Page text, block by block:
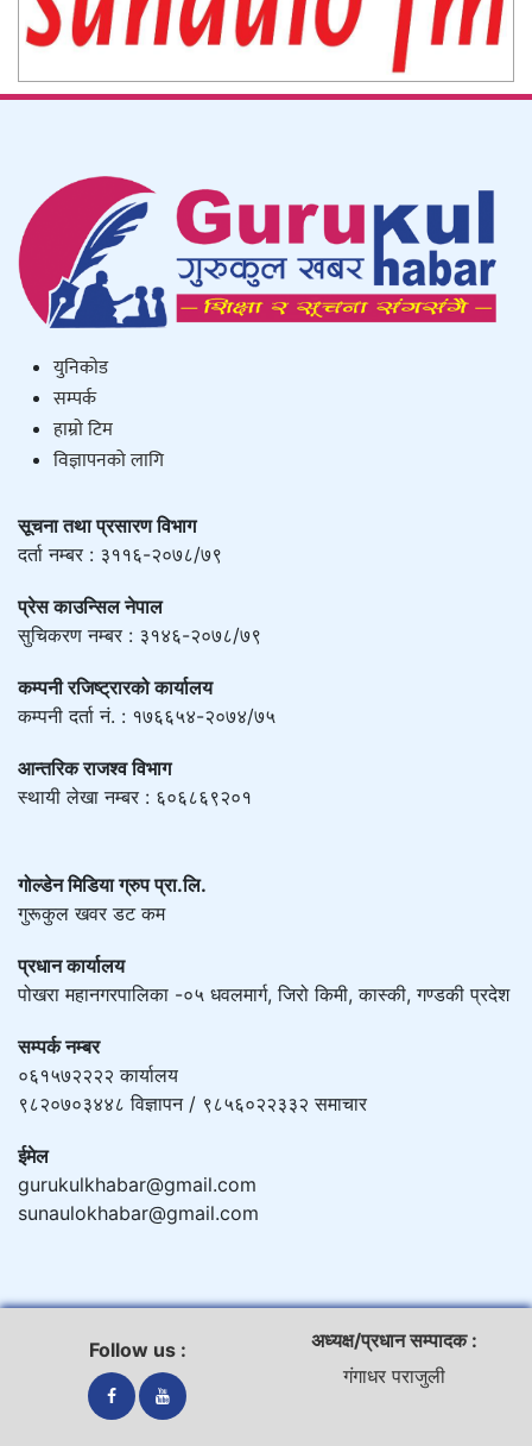
युनिकाेड
सम्पर्क
हाम्राे टिम
विज्ञापनको लागि
सूचना तथा प्रसारण विभाग
दर्ता नम्बर : ३११६-२०७८/७९
प्रेस काउन्सिल नेपाल
सुचिकरण नम्बर : ३१४६-२०७८/७९
कम्पनी रजिष्ट्रारको कार्यालय
कम्पनी दर्ता नं. : १७६६५४-२०७४/७५
आन्तरिक राजश्व विभाग
स्थायी लेखा नम्बर : ६०६८६९२०१
गोल्डेन मिडिया ग्रुप प्रा.लि.
गुरूकुल खवर डट कम
प्रधान कार्यालय
पोखरा महानगरपालिका -०५ धवलमार्ग, जिरो किमी, कास्की, गण्डकी प्रदेश
सम्पर्क नम्बर
०६१५७२२२२ कार्यालय
९८२०७०३४४८ विज्ञापन / ९८५६०२२३३२ समाचार
ईमेल
gurukulkhabar@gmail.com
sunaulokhabar@gmail.com
Follow us :
अध्यक्ष/प्रधान सम्पादक :
गंगाधर पराजुली